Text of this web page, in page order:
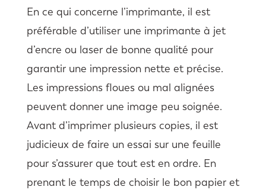
En ce qui concerne l’imprimante, il est
préférable d’utiliser une imprimante à jet
d’encre ou laser de bonne qualité pour
garantir une impression nette et précise.
Les impressions floues ou mal alignées
peuvent donner une image peu soignée.
Avant d’imprimer plusieurs copies, il est
judicieux de faire un essai sur une feuille
pour s’assurer que tout est en ordre. En
prenant le temps de choisir le bon papier et